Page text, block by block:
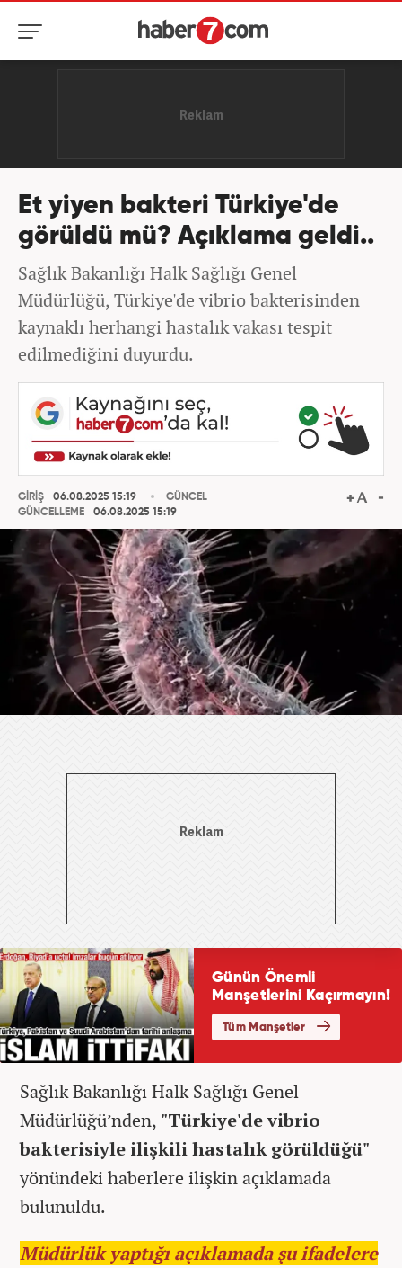
Et yiyen bakteri Türkiye'de
görüldü mü? Açıklama geldi..
Sağlık Bakanlığı Halk Sağlığı Genel
Müdürlüğü, Türkiye'de vibrio bakterisinden
kaynaklı herhangi hastalık vakası tespit
edilmediğini duyurdu.
GİRİŞ
06.08.2025 15:19
GÜNCELLEME
06.08.2025 15:19
GÜNCEL
Sağlık Bakanlığı Halk Sağlığı Genel
Müdürlüğü’nden, "Türkiye'de vibrio
bakterisiyle ilişkili hastalık görüldüğü"
yönündeki haberlere ilişkin açıklamada
bulunuldu.
Müdürlük yaptığı açıklamada şu ifadelere